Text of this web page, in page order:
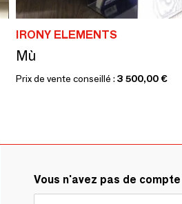
IRONY ELEMENTS
Mù
Prix de vente conseillé : 3 500,00 €
Vous n'avez pas de